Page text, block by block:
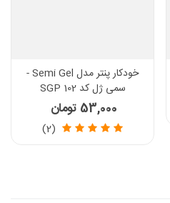
خودکار پنتر مدل Semi Gel -
سمی ژل کد SGP 102
53,000 تومان
(2)